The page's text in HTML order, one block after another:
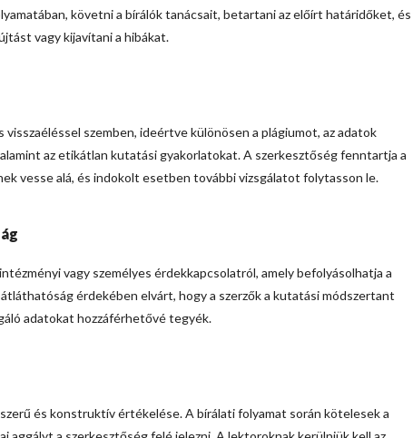
követni a bírálók tanácsait, betartani az előírt határidőket, és
vagy kijavítani a hibákat.
szemben, ideértve különösen a plágiumot, az adatok
az etikátlan kutatási gyakorlatokat. A szerkesztőség fenntartja a
vesse alá, és indokolt esetben további vizsgálatot folytasson le.
vagy személyes érdekkapcsolatról, amely befolyásolhatja a
érdekében elvárt, hogy a szerzők a kutatási módszertant
adatokat hozzáférhetővé tegyék.
és konstruktív értékelése. A bírálati folyamat során kötelesek a